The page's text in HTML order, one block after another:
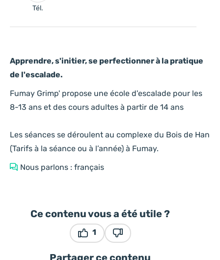
Apprendre, s'initier, se perfectionner à la pratique
de l'escalade.
Fumay Grimp' propose une école d'escalade pour les
8-13 ans et des cours adultes à partir de 14 ans
Les séances se déroulent au complexe du Bois de Han
(Tarifs à la séance ou à l’année) à Fumay.
Nous parlons : français
Tél.
Ce contenu vous a été utile ?
1
Partager ce contenu